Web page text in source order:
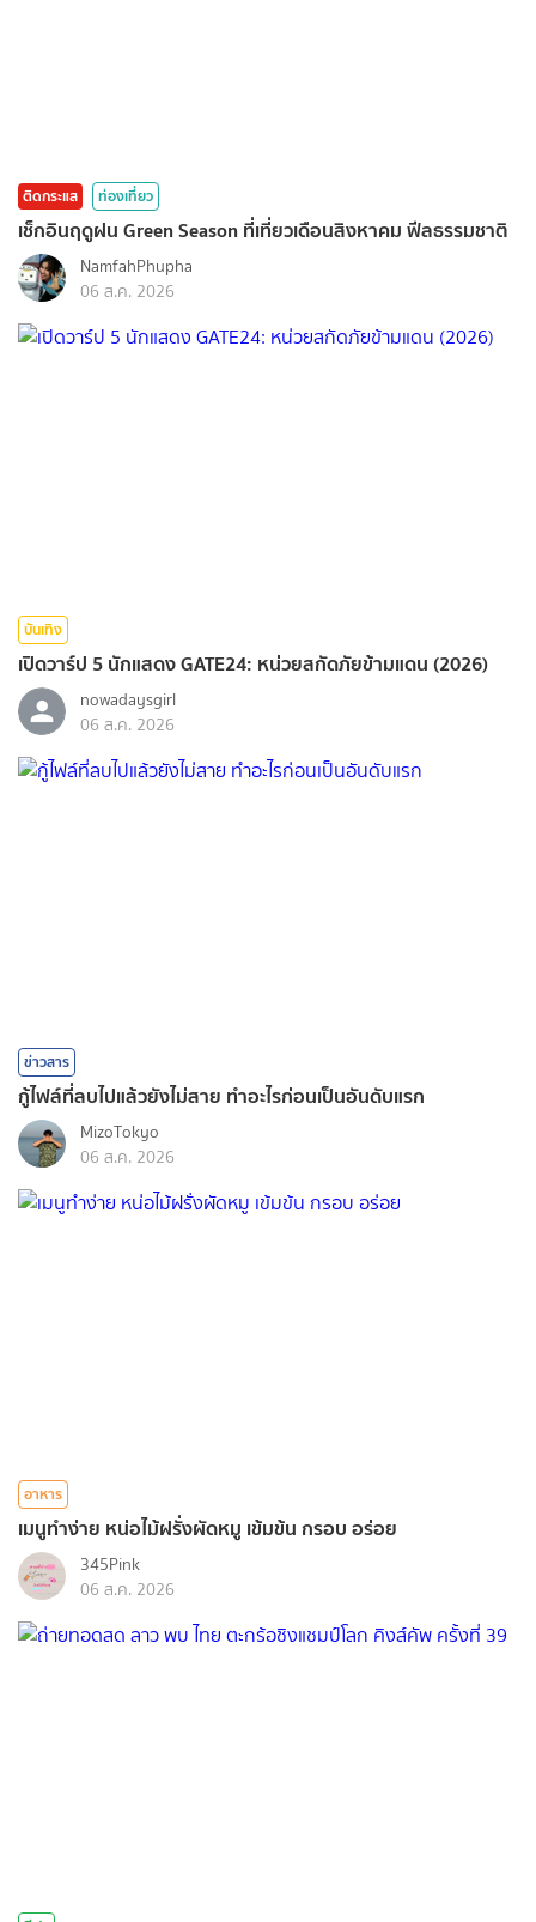
ติดกระแส ท่องเที่ยว
เช็กอินฤดูฝน Green Season ที่เที่ยวเดือนสิงหาคม ฟีลธรรมชาติ
NamfahPhupha
06 ส.ค. 2026
บันเทิง
เปิดวาร์ป 5 นักแสดง GATE24: หน่วยสกัดภัยข้ามแดน (2026)
nowadaysgirl
06 ส.ค. 2026
ข่าวสาร
กู้ไฟล์ที่ลบไปแล้วยังไม่สาย ทำอะไรก่อนเป็นอันดับแรก
MizoTokyo
06 ส.ค. 2026
อาหาร
เมนูทำง่าย หน่อไม้ฝรั่งผัดหมู เข้มข้น กรอบ อร่อย
345Pink
06 ส.ค. 2026